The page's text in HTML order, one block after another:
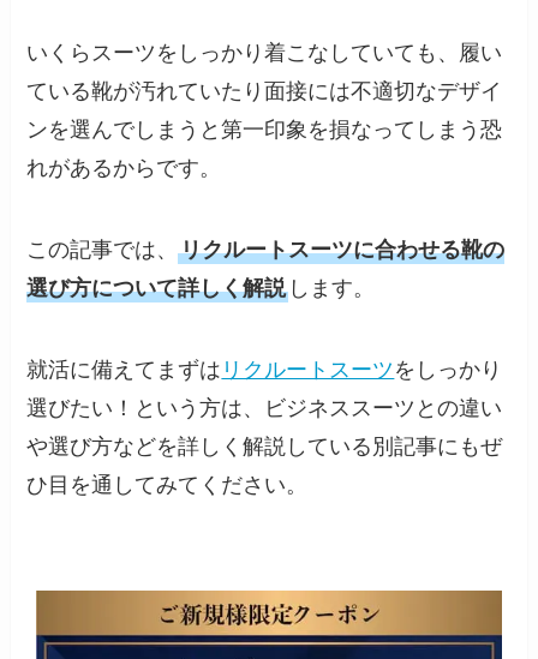
いくらスーツをしっかり着こなしていても、履い
ている靴が汚れていたり面接には不適切なデザイ
ンを選んでしまうと第一印象を損なってしまう恐
れがあるからです。
この記事では、リクルートスーツに合わせる靴の
選び方について詳しく解説 します。
就活に備えてまずは リクルートスーツ をしっかり
選びたい！という方は、ビジネススーツとの違い
や選び方などを詳しく解説している別記事にもぜ
ひ目を通してみてください。